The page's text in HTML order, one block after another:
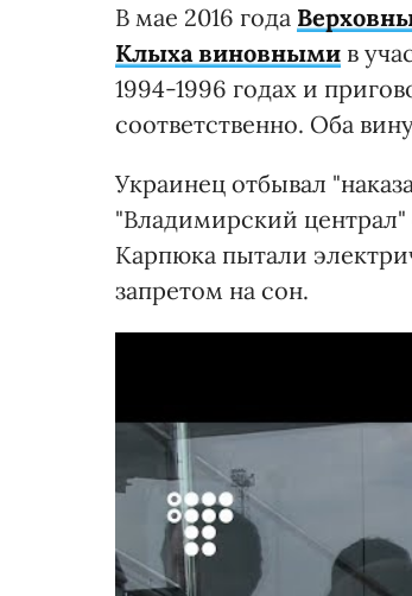
В мае 2016 года
Клыха виновными в
1994-1996 годах и
соответственно. Оба
Украинец отбывал
"Владимирский
Карпюка пытали
запретом на сон.